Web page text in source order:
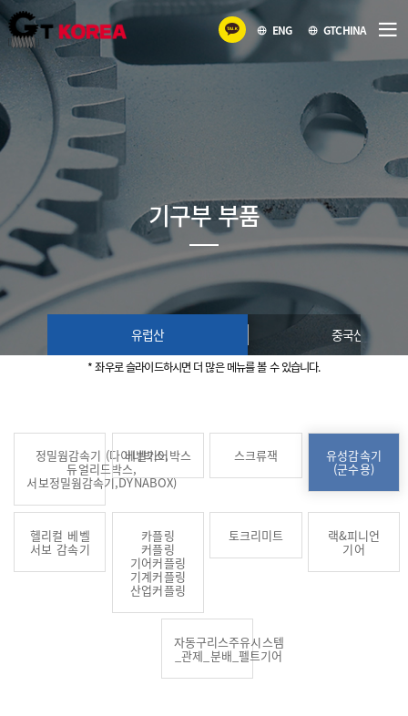
ENG GTCHINA
기구부 부품
유럽산 중국산
정밀웜감속기 (다이나박스,
듀얼리드박스,
서보정밀웜감속기,DYNABOX)
베벨기어박스 스크류잭 유성감속기
(군수용)
헬리컬 베벨
서보 감속기
카플링
커플링
기어커플링
기계커플링
산업커플링
토크리미트 랙&피니언
기어
자동구리스주유시스템
_관제_분배_펠트기어